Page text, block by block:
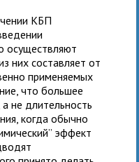
КБП
осуществляют
них составляет от
применяемых
что большее
не длительность
когда обычно
эффект